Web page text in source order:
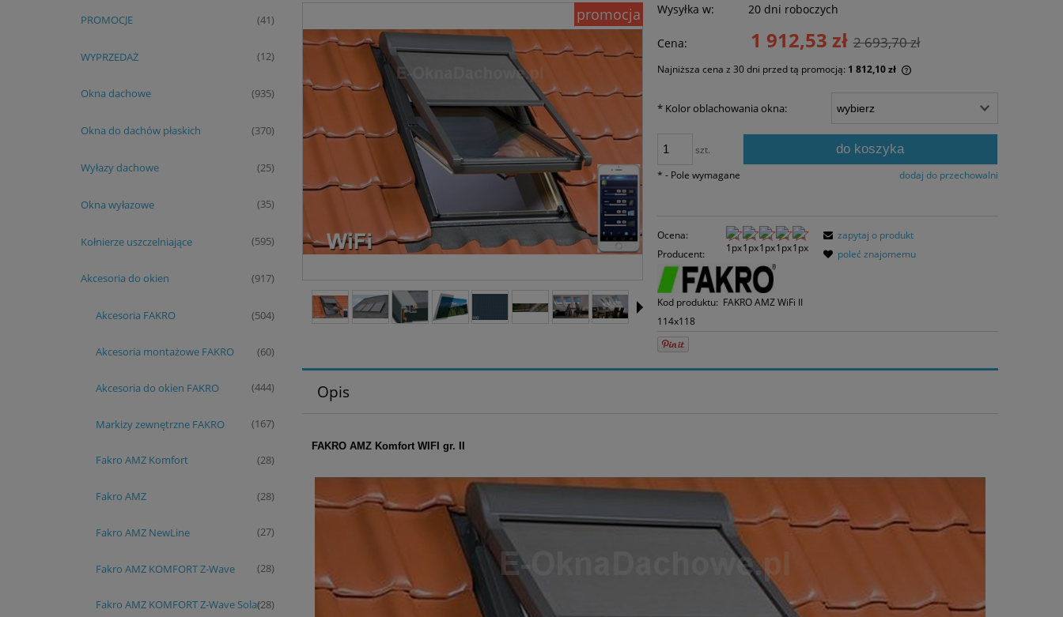
PROMOCJE (41)
WYPRZEDAŻ (12)
Okna dachowe (935)
Okna do dachów płaskich (370)
Wyłazy dachowe (25)
Okna wyłazowe (35)
Kołnierze uszczelniające (595)
Akcesoria do okien (917)
Akcesoria FAKRO (504)
Akcesoria montażowe FAKRO (60)
Akcesoria do okien FAKRO (444)
Markizy zewnętrzne FAKRO (167)
Fakro AMZ Komfort (28)
Fakro AMZ (28)
Fakro AMZ NewLine (27)
Fakro AMZ KOMFORT Z-Wave (28)
Fakro AMZ KOMFORT Z-Wave Solar(28)
promocja
Wysyłka w: 20 dni roboczych
Cena: 1 912,53 zł 2 693,70 zł
Najniższa cena z 30 dni przed tą promocją: 1 812,10 zł
Jeżeli produkt jest sprzedawany krócej niż
30 dni, wyświetlana jest najniższa cena od
momentu, kiedy produkt pojawił się w
sprzedaży.
* Kolor oblachowania okna:
szt. do koszyka
dodaj do przechowalni
* - Pole wymagane
Ocena:
Producent:
Kod produktu: FAKRO AMZ WiFi II
114x118
zapytaj o produkt
poleć znajomemu
Opis
FAKRO AMZ Komfort WIFI gr. II